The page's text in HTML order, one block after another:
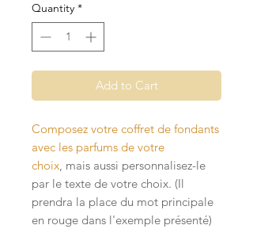
Quantity *
Add to Cart
Composez votre coffret de fondants
avec les parfums de votre
choix, mais aussi personnalisez-le
par le texte de votre choix. (Il
prendra la place du mot principale
en rouge dans l'exemple présenté)